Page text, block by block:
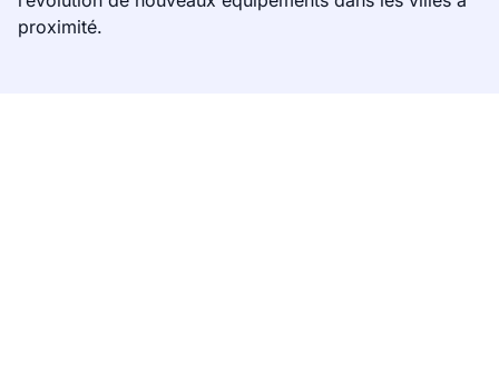
proximité.